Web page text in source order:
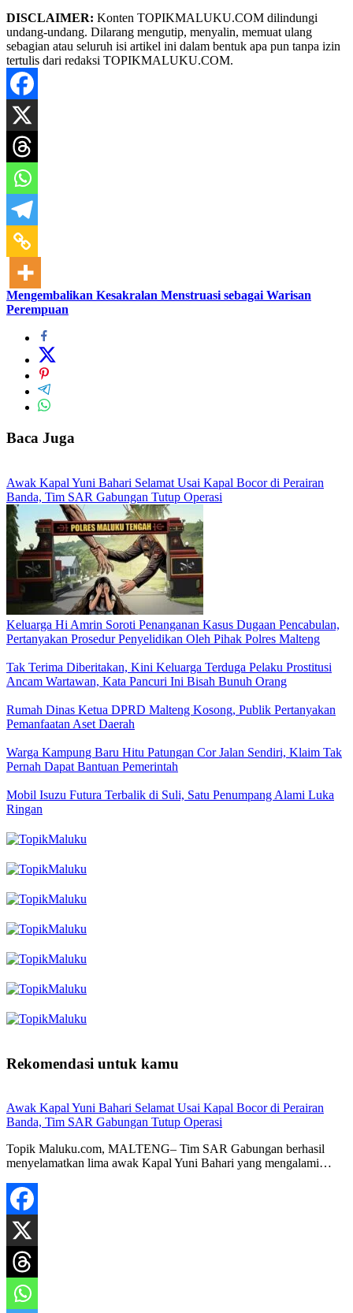
DISCLAIMER: Konten TOPIKMALUKU.COM dilindungi
undang-undang. Dilarang mengutip, menyalin, memuat ulang
sebagian atau seluruh isi artikel ini dalam bentuk apa pun tanpa izin
tertulis dari redaksi TOPIKMALUKU.COM.
Mengembalikan Kesakralan Menstruasi sebagai Warisan
Perempuan
Baca Juga
Awak Kapal Yuni Bahari Selamat Usai Kapal Bocor di Perairan
Banda, Tim SAR Gabungan Tutup Operasi
Keluarga Hi Amrin Soroti Penanganan Kasus Dugaan Pencabulan,
Pertanyakan Prosedur Penyelidikan Oleh Pihak Polres Malteng
Tak Terima Diberitakan, Kini Keluarga Terduga Pelaku Prostitusi
Ancam Wartawan, Kata Pancuri Ini Bisah Bunuh Orang
Rumah Dinas Ketua DPRD Malteng Kosong, Publik Pertanyakan
Pemanfaatan Aset Daerah
Warga Kampung Baru Hitu Patungan Cor Jalan Sendiri, Klaim Tak
Pernah Dapat Bantuan Pemerintah
Mobil Isuzu Futura Terbalik di Suli, Satu Penumpang Alami Luka
Ringan
Rekomendasi untuk kamu
Awak Kapal Yuni Bahari Selamat Usai Kapal Bocor di Perairan
Banda, Tim SAR Gabungan Tutup Operasi
Topik Maluku.com, MALTENG– Tim SAR Gabungan berhasil
menyelamatkan lima awak Kapal Yuni Bahari yang mengalami…